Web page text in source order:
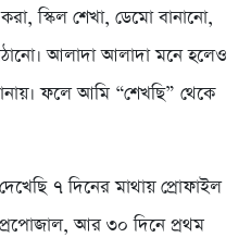
স্কিল শেখা, ডেমো বানানো,
আলাদা আলাদা মনে হলেও
ফলে আমি “শেখছি” থেকে
৭ দিনের মাথায় প্রোফাইল
আর ৩০ দিনে প্রথম